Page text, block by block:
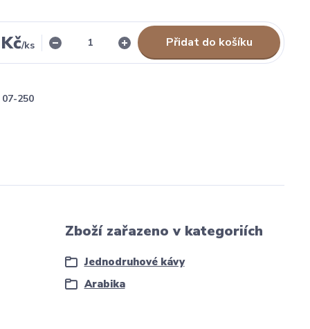
/ks Přidat do košíku
07-250
Zboží zařazeno v kategoriích
Jednodruhové kávy
Arabika